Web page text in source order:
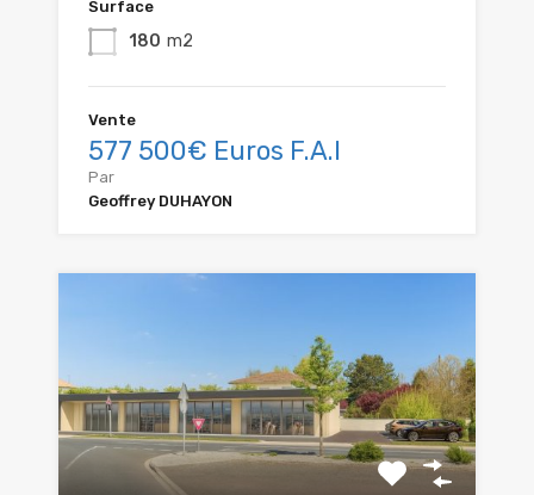
Surface
180 m2
Vente
577 500€ Euros F.A.I
Par
Geoffrey DUHAYON